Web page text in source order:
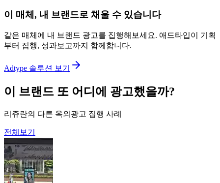
이 매체, 내 브랜드로 채울 수 있습니다
같은 매체에 내 브랜드 광고를 집행해보세요. 애드타입이 기획
부터 집행, 성과보고까지 함께합니다.
Adtype 솔루션 보기
이 브랜드 또 어디에 광고했을까?
리쥬란의 다른 옥외광고 집행 사례
전체보기